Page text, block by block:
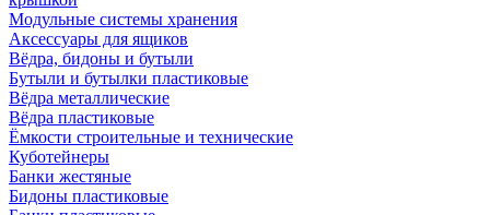
Модульные системы хранения
Аксессуары для ящиков
Вёдра, бидоны и бутыли
Бутыли и бутылки пластиковые
Вёдра металлические
Вёдра пластиковые
Ёмкости строительные и технические
Куботейнеры
Банки жестяные
Бидоны пластиковые